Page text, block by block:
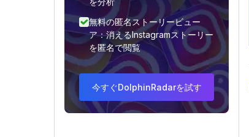
無料の匿名ストーリービュー
ア：消えるInstagramストーリー
を匿名で閲覧
今すぐDolphinRadarを試す